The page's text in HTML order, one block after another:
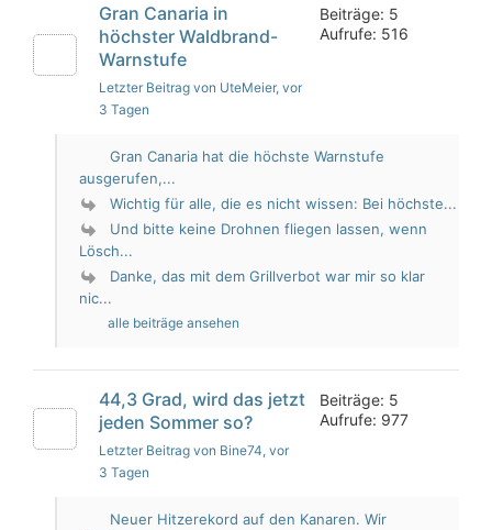
Gran Canaria in
höchster Waldbrand-
Warnstufe
Letzter Beitrag von UteMeier, vor
3 Tagen
Beiträge: 5
Aufrufe: 516
Gran Canaria hat die höchste Warnstufe
ausgerufen,...
Wichtig für alle, die es nicht wissen: Bei höchste...
Und bitte keine Drohnen fliegen lassen, wenn
Lösch...
Danke, das mit dem Grillverbot war mir so klar
nic...
alle beiträge ansehen
44,3 Grad, wird das jetzt
jeden Sommer so?
Letzter Beitrag von Bine74, vor
3 Tagen
Beiträge: 5
Aufrufe: 977
Neuer Hitzerekord auf den Kanaren. Wir